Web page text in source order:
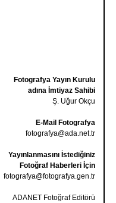
Fotografya Yayın Kurulu
adına İmtiyaz Sahibi
Ş. Uğur Okçu
E-Mail Fotografya
fotografya@ada.net.tr
Yayınlanmasını İstediğiniz
Fotoğraf Haberleri İçin
fotografya@fotografya.gen.tr
ADANET Fotoğraf Editörü